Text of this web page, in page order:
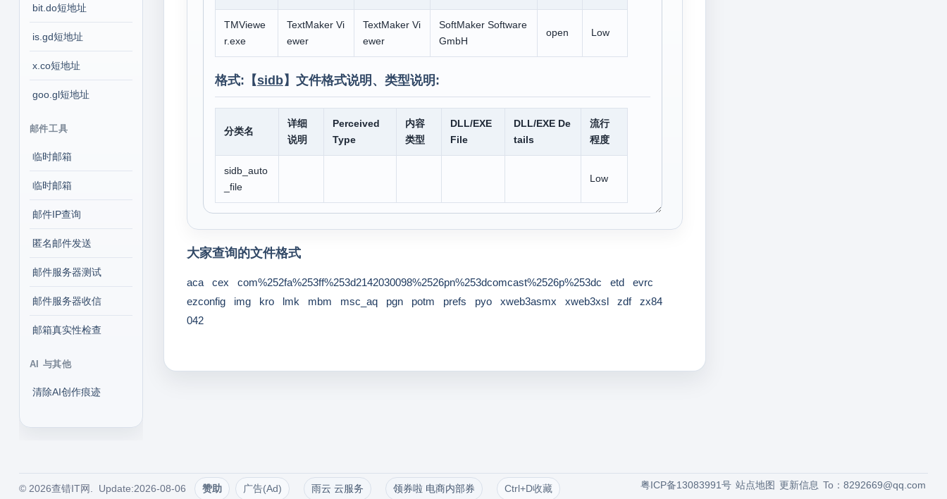
bit.do短地址
is.gd短地址
x.co短地址
goo.gl短地址
邮件工具
临时邮箱
临时邮箱
邮件IP查询
匿名邮件发送
邮件服务器测试
邮件服务器收信
邮箱真实性检查
AI 与其他
清除AI创作痕迹
TMViewe
r.exe
TextMaker Vi
ewer
TextMaker Vi
ewer
SoftMaker Software
GmbH
open Low
格式:【sidb】文件格式说明、类型说明:
分类名
详细
说明
Perceived
Type
内容
类型
DLL/EXE
File
DLL/EXE De
tails
流行
程度
sidb_auto
_file
Low
大家查询的文件格式
aca cex com%252fa%253ff%253d2142030098%2526pn%253dcomcast%2526p%253dc etd
evrc
ezconfig
img kro lmk mbm msc_aq pgn potm prefs pyo xweb3asmx xweb3xsl zdf
zx84
042
© 2026查错IT网. Update:2026-08-06 赞助 广告(Ad) 雨云 云服务 领券啦 电商内部券 Ctrl+D收藏 To：8292669@qq.com
更新信息
站点地图
粤ICP备13083991号